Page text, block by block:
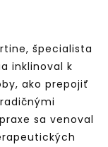
špecialista
inklinoval k
ako prepojiť
sa venoval